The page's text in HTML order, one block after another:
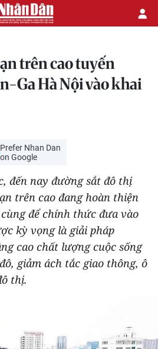
trên cao tuyến
Ga Hà Nội vào khai
Prefer Nhan Dan
on Google
đến nay đường sắt đô thị
trên cao đang hoàn thiện
để chính thức đưa vào
kỳ vọng là giải pháp
cao chất lượng cuộc sống
giảm ách tắc giao thông, ô
thị.